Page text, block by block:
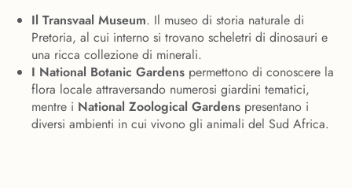
Il Transvaal Museum. Il museo di storia naturale di
Pretoria, al cui interno si trovano scheletri di dinosauri e
una ricca collezione di minerali.
I National Botanic Gardens permettono di conoscere la
flora locale attraversando numerosi giardini tematici,
mentre i National Zoological Gardens presentano i
diversi ambienti in cui vivono gli animali del Sud Africa.